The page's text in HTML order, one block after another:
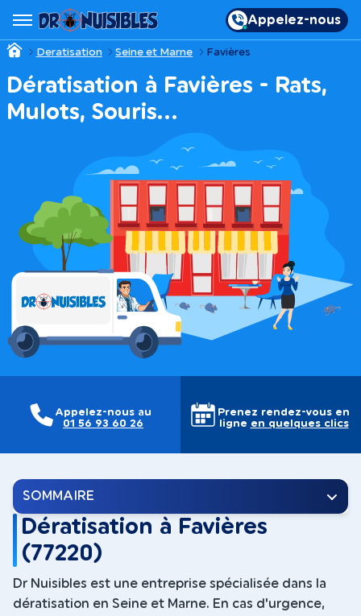
Appelez-nous
Deratisation Seine et Marne Favières
Dératisation à Favières - Rats,
Mulots, Souris…
Appelez-nous au
01 56 93 60 26
Prenez rendez-vous en
ligne en quelques clics
SOMMAIRE
Dératisation à Favières
(77220)
Dr Nuisibles est une entreprise spécialisée dans la
dératisation en Seine et Marne. En cas d'urgence,